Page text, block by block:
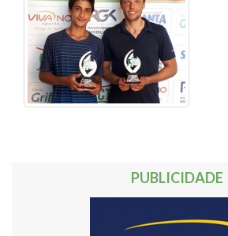
PUBLICIDADE